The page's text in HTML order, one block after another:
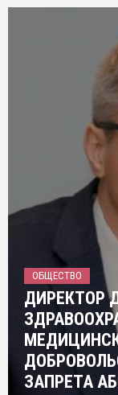
ОБЩЕСТВО
ДИРЕКТОР
ЗАПРЕТА